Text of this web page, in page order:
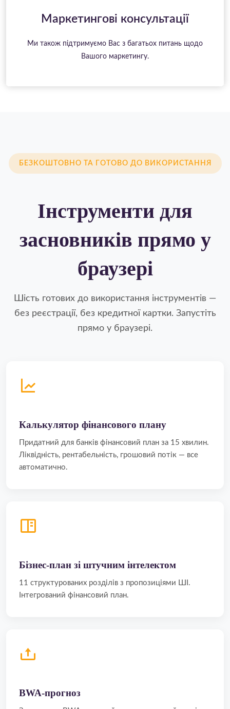
Маркетингові консультації
Ми також підтримуємо Вас з багатьох питань щодо
Вашого маркетингу.
БЕЗКОШТОВНО ТА ГОТОВО ДО ВИКОРИСТАННЯ
Інструменти для
засновників прямо у
браузері
Шість готових до використання інструментів —
без реєстрації, без кредитної картки. Запустіть
прямо у браузері.
Калькулятор фінансового плану
Придатний для банків фінансовий план за 15 хвилин.
Ліквідність, рентабельність, грошовий потік — все
автоматично.
Бізнес-план зі штучним інтелектом
11 структурованих розділів з пропозиціями ШІ.
Інтегрований фінансовий план.
BWA-прогноз